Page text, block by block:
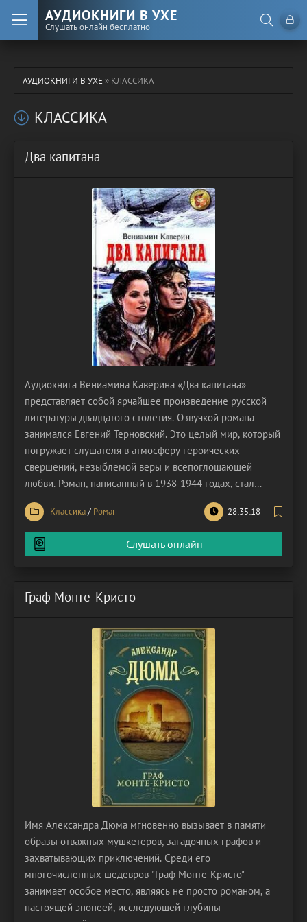
АУДИОКНИГИ В УХЕ
Слушать онлайн бесплатно
АУДИОКНИГИ В УХЕ» КЛАССИКА
КЛАССИКА
Два капитана
Аудиокнига Вениамина Каверина «Два капитана»
представляет собой ярчайшее произведение русской
литературы двадцатого столетия. Озвучкой романа
занимался Евгений Терновский. Это целый мир, который
погружает слушателя в атмосферу героических
свершений, незыблемой веры и всепоглощающей
любви. Роман, написанный в 1938-1944 годах, стал
настоящей классикой советской литературы, покорив
сердца миллионов читателей своей искренностью,
захватывающим сюжетом и глубоким психологизмом.
Основная сюжетная
Классика/ Роман 28:35:18
Слушать онлайн
Граф Монте-Кристо
Имя Александра Дюма мгновенно вызывает в памяти
образы отважных мушкетеров, загадочных графов и
захватывающих приключений. Среди его
многочисленных шедевров "Граф Монте-Кристо"
занимает особое место, являясь не просто романом, а
настоящей эпопеей, исследующей глубины